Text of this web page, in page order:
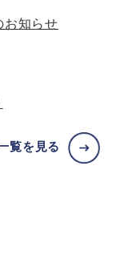
知らせ
覧を見る